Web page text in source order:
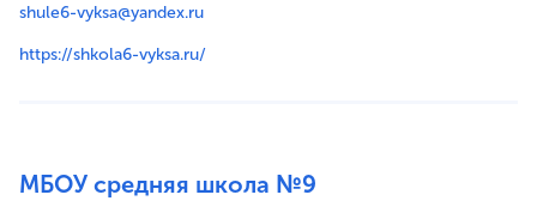
shule6-vyksa@yandex.ru
https://shkola6-vyksa.ru/
МБОУ средняя школа №9